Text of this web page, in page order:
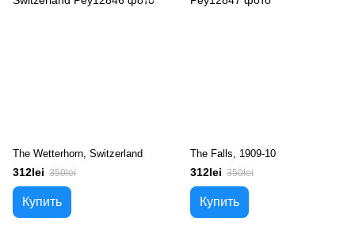
The Wetterhorn, Switzerland
312lei 350lei
Купить
The Falls, 1909-10
312lei 350lei
Купить